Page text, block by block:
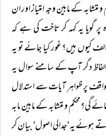
کے مابین وجہِ امتیاز اور ان
گویا یہ کہہ کر تاخت کی ہے کہ
کیوں ہیں؟غور کیا جائے تو یہ
دگر آپ کے سامنے سوال یہ
مواقف پر ظواہرِ آیات سے استدلال
گی؟محکم و متشابہ کے مابین مابہ
ہوئے یہ 'جدالی اصول' بیان کر